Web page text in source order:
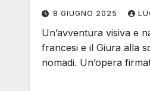
8 GIUGNO 2025
Un’avventura visiva e
francesi e il Giura alla
nomadi. Un’opera